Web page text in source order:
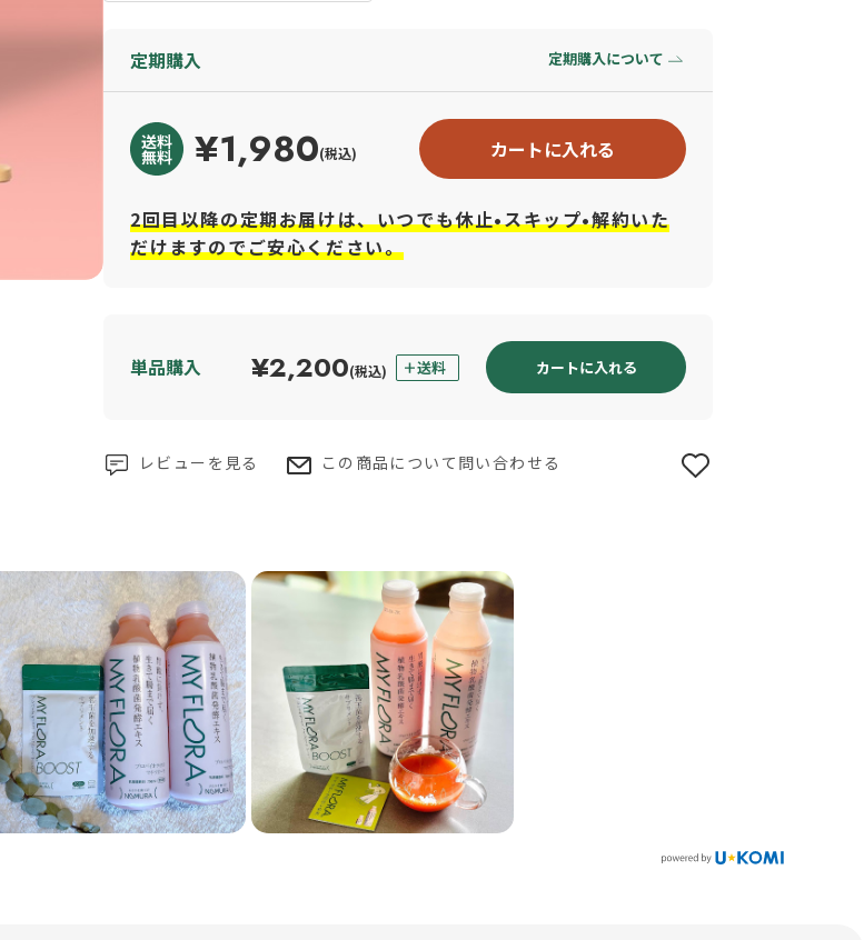
定期購入 定期購入について
¥1,980(税込) カートに入れる
2回目以降の定期お届けは、いつでも休止•スキップ•解約いた
だけますのでご安心ください。
単品購入 ¥2,200(税込) カートに入れる
レビューを見る この商品について問い合わせる